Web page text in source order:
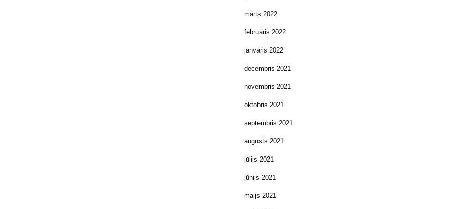
marts 2022
februāris 2022
janvāris 2022
decembris 2021
novembris 2021
oktobris 2021
septembris 2021
augusts 2021
jūlijs 2021
jūnijs 2021
maijs 2021